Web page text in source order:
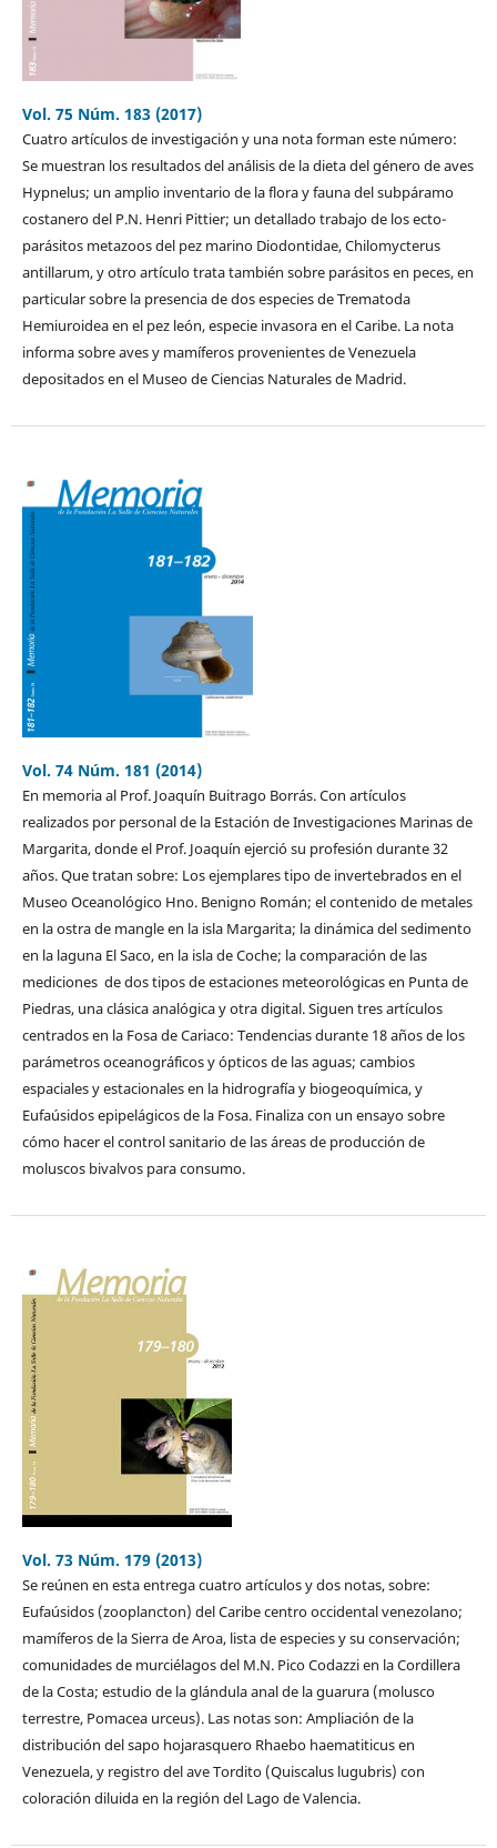
Vol. 75 Núm. 183 (2017)
Cuatro artículos de investigación y una nota forman este número:
Se muestran los resultados del análisis de la dieta del género de aves
Hypnelus; un amplio inventario de la flora y fauna del subpáramo
costanero del P.N. Henri Pittier; un detallado trabajo de los ecto-
parásitos metazoos del pez marino Diodontidae, Chilomycterus
antillarum, y otro artículo trata también sobre parásitos en peces, en
particular sobre la presencia de dos especies de Trematoda
Hemiuroidea en el pez león, especie invasora en el Caribe. La nota
informa sobre aves y mamíferos provenientes de Venezuela
depositados en el Museo de Ciencias Naturales de Madrid.
Vol. 74 Núm. 181 (2014)
En memoria al Prof. Joaquín Buitrago Borrás. Con artículos
realizados por personal de la Estación de Investigaciones Marinas de
Margarita, donde el Prof. Joaquín ejerció su profesión durante 32
años. Que tratan sobre: Los ejemplares tipo de invertebrados en el
Museo Oceanológico Hno. Benigno Román; el contenido de metales
en la ostra de mangle en la isla Margarita; la dinámica del sedimento
en la laguna El Saco, en la isla de Coche; la comparación de las
mediciones de dos tipos de estaciones meteorológicas en Punta de
Piedras, una clásica analógica y otra digital. Siguen tres artículos
centrados en la Fosa de Cariaco: Tendencias durante 18 años de los
parámetros oceanográficos y ópticos de las aguas; cambios
espaciales y estacionales en la hidrografía y biogeoquímica, y
Eufaúsidos epipelágicos de la Fosa. Finaliza con un ensayo sobre
cómo hacer el control sanitario de las áreas de producción de
moluscos bivalvos para consumo.
Vol. 73 Núm. 179 (2013)
Se reúnen en esta entrega cuatro artículos y dos notas, sobre:
Eufaúsidos (zooplancton) del Caribe centro occidental venezolano;
mamíferos de la Sierra de Aroa, lista de especies y su conservación;
comunidades de murciélagos del M.N. Pico Codazzi en la Cordillera
de la Costa; estudio de la glándula anal de la guarura (molusco
terrestre, Pomacea urceus). Las notas son: Ampliación de la
distribución del sapo hojarasquero Rhaebo haematiticus en
Venezuela, y registro del ave Tordito (Quiscalus lugubris) con
coloración diluida en la región del Lago de Valencia.